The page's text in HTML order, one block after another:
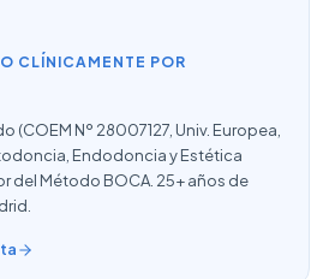
CLÍNICAMENTE POR
Nº 28007127, Univ. Europea,
Endodoncia y Estética
del Método BOCA. 25+ años de